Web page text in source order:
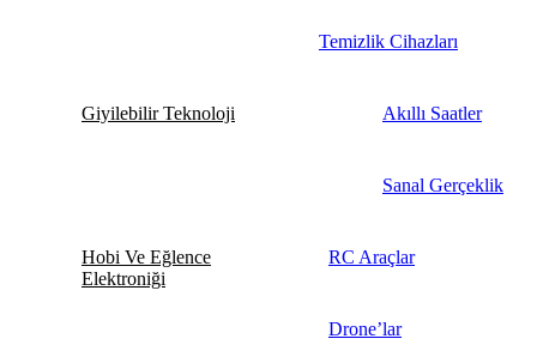
Temizlik Cihazları
Giyilebilir Teknoloji Akıllı Saatler
Sanal Gerçeklik
Hobi Ve Eğlence
Elektroniği
RC Araçlar
Drone’lar